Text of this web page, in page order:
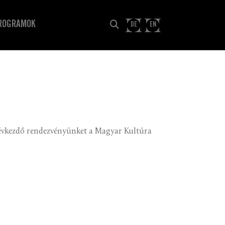
DE EN
rendezvényünket a Magyar Kultúra